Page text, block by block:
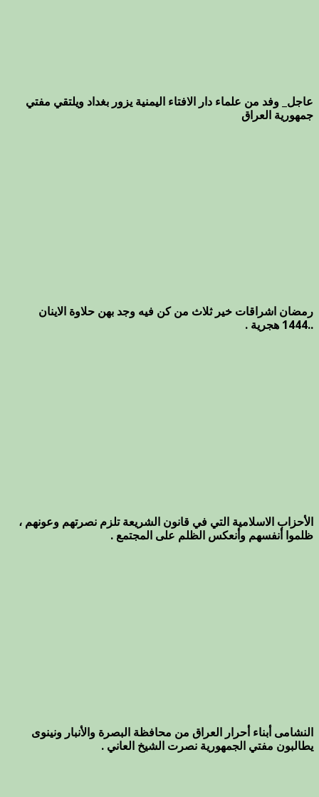
عاجل_ وفد من علماء دار الافتاء اليمنية يزور بغداد ويلتقي مفتي
جمهورية العراق
رمضان اشراقات خير ثلاث من كن فيه وجد بهن حلاوة الاينان
..1444 هجرية .
الأحزاب الاسلامية التي في قانون الشريعة تلزم نصرتهم وعونهم ،
ظلموا أنفسهم وأنعكس الظلم على المجتمع .
النشامى أبناء أحرار العراق من محافظة البصرة والأنبار ونينوى
يطالبون مفتي الجمهورية نصرت الشيخ العاني .